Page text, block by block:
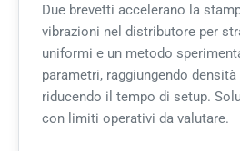
Due brevetti accelerano la
vibrazioni nel distributore per
uniformi e un metodo
parametri, raggiungendo
riducendo il tempo di setup.
con limiti operativi da valutare.